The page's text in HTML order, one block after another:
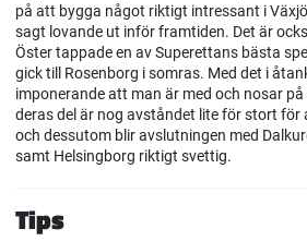
på att bygga något riktigt intressant i
sagt lovande ut inför framtiden. Det är
Öster tappade en av Superettans bästa
gick till Rosenborg i somras. Med det i
imponerande att man är med och nosar
deras del är nog avståndet lite för stort för
och dessutom blir avslutningen med
samt Helsingborg riktigt svettig.
Tips